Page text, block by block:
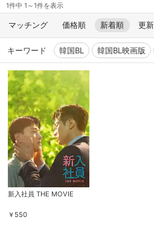
1件中 1～1件を表示
マッチング 価格順 新着順 更
キーワード 韓国BL 韓国BL映画版
新入社員 THE MOVIE
￥ 550